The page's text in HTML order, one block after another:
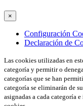
×
Configuración
Declaración de
Las cookies utilizadas en
categoría y permitir o
categorías que se han
categoría se eliminarán de
asignadas a cada categoría